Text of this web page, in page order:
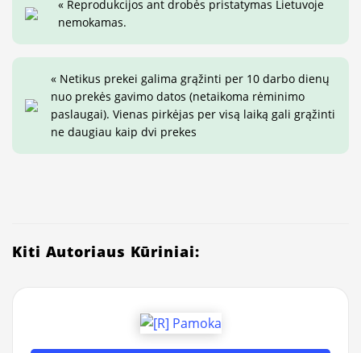
« Reprodukcijos ant drobės pristatymas Lietuvoje
nemokamas.
« Netikus prekei galima grąžinti per 10 darbo dienų
nuo prekės gavimo datos (netaikoma rėminimo
paslaugai). Vienas pirkėjas per visą laiką gali grąžinti
ne daugiau kaip dvi prekes
Kiti Autoriaus Kūriniai: